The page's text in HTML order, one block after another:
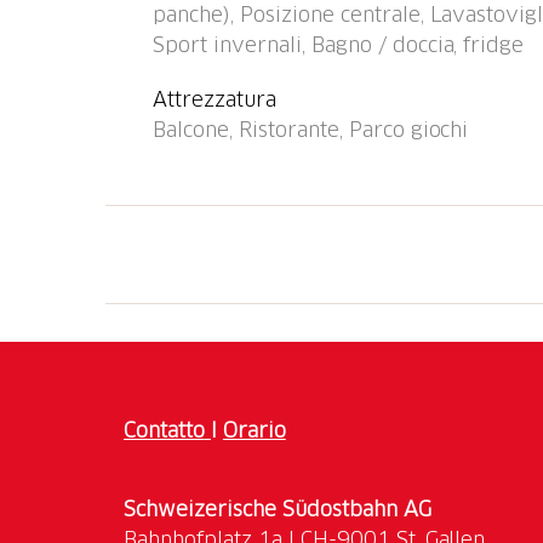
panche), Posizione centrale,
Sport invernali, Bagno / doccia, fridge
Attrezzatura
Balcone, Ristorante, Parco giochi
Contatto I Orario
Schweizerische Südostbahn AG